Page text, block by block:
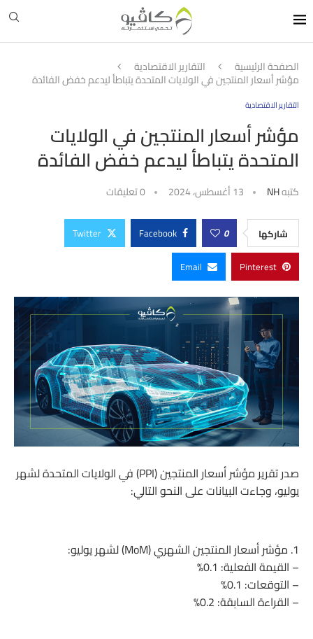
الصفحة الرئيسية التقارير الاقتصادية
مؤشر أسعار المنتجين في الولايات المتحدة يتباطأ ليدعم خفض الفائدة
التقارير الاقتصادية
مؤشر أسعار المنتجين في الولايات
المتحدة يتباطأ ليدعم خفض الفائدة
كتبهNH 13 أغسطس، 2024 0 تعليقات
شاركها 0
Facebook
Twitter
Pinterest
Email
صدر تقرير مؤشر أسعار المنتجين (PPI) في الولايات المتحدة لشهر
يوليو، وجاءت البيانات على النحو التالي:
1. مؤشر أسعار المنتجين الشهري (MoM) لشهر يوليو:
– القيمة الفعلية: 0.1%
– التوقعات: 0.1%
– القراءة السابقة: 0.2%